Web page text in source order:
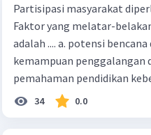
Partisipasi masyarakat
Faktor yang melatar-
adalah .... a. potensi
kemampuan penggalangan
pemahaman pendidikan
masyarakat merupakan
kepercayaan pemerintah
34 0.0